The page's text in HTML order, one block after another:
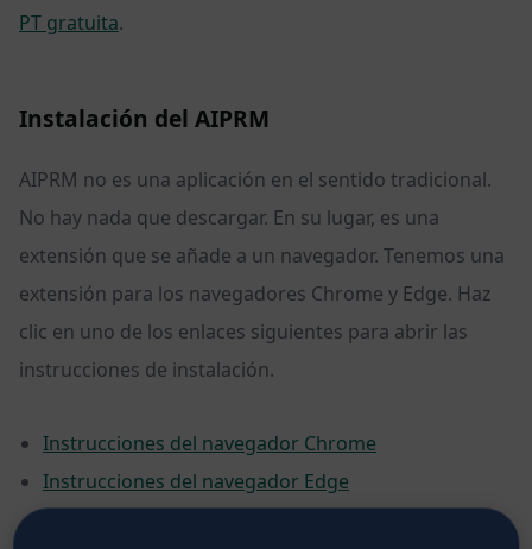
PT gratuita.
Instalación del AIPRM
AIPRM no es una aplicación en el sentido tradicional.
No hay nada que descargar. En su lugar, es una
extensión que se añade a un navegador. Tenemos una
extensión para los navegadores Chrome y Edge. Haz
clic en uno de los enlaces siguientes para abrir las
instrucciones de instalación.
Instrucciones del navegador Chrome
Instrucciones del navegador Edge